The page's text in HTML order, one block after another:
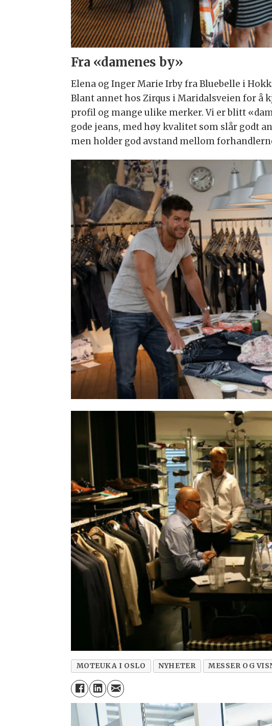
Fra «damenes by»
Elena og Inger Marie Irby fra Bluebelle i
Blant annet hos Zirqus i Maridalsveien for å
profil og mange ulike merker. Vi er blitt
gode jeans, med høy kvalitet som slår godt
men holder god avstand mellom
MOTEUKA I OSLO NYHETER MESSER OG